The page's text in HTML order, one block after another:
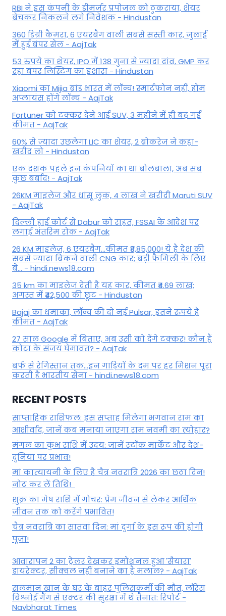
RBI ने इस कंपनी के डीमर्जर प्रपोजल को ठुकराया, शेयर
बेचकर निकलने लगे निवेशक - Hindustan
360 डिग्री कैमरा, 6 एयरबैग वाली सबसे सस्ती कार, जुलाई
में हुई बंपर सेल - AajTak
53 रुपये का शेयर, IPO में 138 गुना से ज्यादा दांव, GMP कर
रहा बंपर लिस्टिंग का इशारा - Hindustan
Xiaomi का Mijia ब्रांड भारत में लॉन्च! स्मार्टफोन नहीं, होम
अप्लायंस होंगे लॉन्च - AajTak
Fortuner को टक्कर देने आई SUV, 3 महीने में ही बढ़ गई
कीमत - AajTak
60% से ज्यादा उछलेगा LIC का शेयर, 2 ब्रोकरेज ने कहा-
खरीद लो - Hindustan
एक दशक पहले इन कंपनियों का था बोलबाला, अब सब
कुछ बर्बाद! - AajTak
26KM माइलेज और धांसू लुक, 4 लाख ने खरीदी Maruti SUV
- AajTak
दिल्ली हाई कोर्ट से Dabur को राहत, FSSAI के आदेश पर
लगाई अंतरिम रोक - AajTak
26 KM माइलेज, 6 एयरबैग...कीमत ₹8,85,000! ये है देश की
सबसे ज्यादा बिकने वाली CNG कार; बड़ी फैमिली के लिए
बे... - hindi.news18.com
35 km का माइलेज देती है यह कार, कीमत ₹4.69 लाख;
अगस्त में ₹42,500 की छूट - Hindustan
Bajaj का धमाका, लॉन्च की दो नई Pulsar, इतने रुपये है
कीमत - AajTak
27 साल Google में बिताए, अब उसी को देंगे टक्कर! कौन हैं
कोटा के संजय घेमावत? - AajTak
बर्फ से रेगिस्तान तक...इन गाड़ियों के दम पर हर मिशन पूरा
करती है भारतीय सेना - hindi.news18.com
RECENT POSTS
साप्ताहिक राशिफल: इस सप्ताह मिलेगा भगवान राम का
आशीर्वाद, जानें कब मनाया जाएगा राम नवमी का त्योहार?
मंगल का कुंभ राशि में उदय: जानें स्‍टॉक मार्केट और देश-
दुनिया पर प्रभाव!
मां कात्‍यायनी के लिए है चैत्र नवरात्रि 2026 का छठा दिन!
नोट कर लें तिथि!
शुक्र का मेष राशि में गोचर: प्रेम जीवन से लेकर आर्थिक
जीवन तक को करेंगे प्रभावित!
चैत्र नवरात्रि का सातवां दिन: मां दुर्गा के इस रूप की होगी
पूजा!
आवारापन 2 का ट्रेलर देखकर इमोशनल हुआ 'सैयारा'
डायरेक्टर, सीक्वल नहीं बनाने का है मलाल? - AajTak
सलमान खान के घर के बाहर पुलिसकर्मी की मौत, लॉरेंस
बिश्नोई गैंग से एक्टर की सुरक्षा में थे तैनात: रिपोर्ट -
Navbharat Times